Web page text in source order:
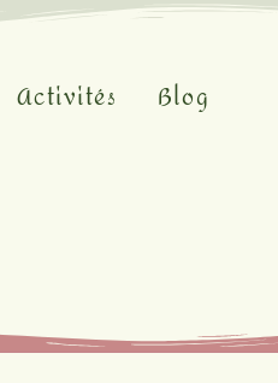
Activités
Blog